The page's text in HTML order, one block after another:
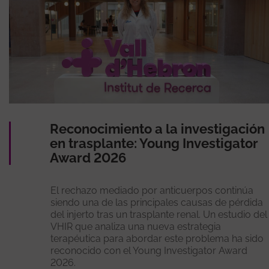
Reconocimiento a la investigación
en trasplante: Young Investigator
Award 2026
El rechazo mediado por anticuerpos continúa
siendo una de las principales causas de pérdida
del injerto tras un trasplante renal. Un estudio del
VHIR que analiza una nueva estrategia
terapéutica para abordar este problema ha sido
reconocido con el Young Investigator Award
2026.